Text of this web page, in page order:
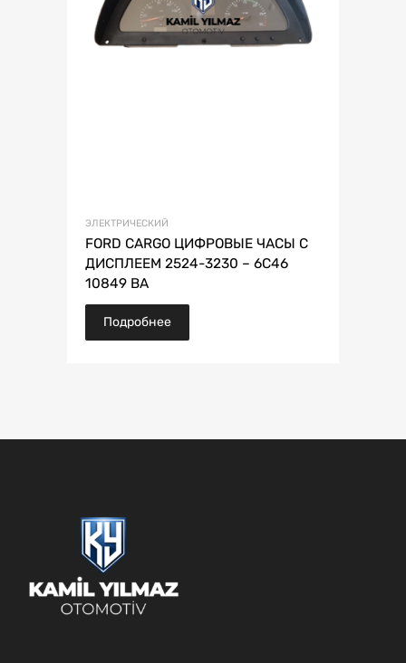
ЭЛЕКТРИЧЕСКИЙ
FORD CARGO ЦИФРОВЫЕ ЧАСЫ С
ДИСПЛЕЕМ 2524-3230 – 6C46
10849 BA
Подробнее